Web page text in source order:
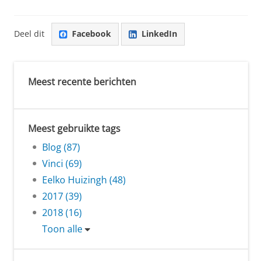
Deel dit Facebook LinkedIn
Meest recente berichten
Meest gebruikte tags
Blog (87)
Vinci (69)
Eelko Huizingh (48)
2017 (39)
2018 (16)
Toon alle